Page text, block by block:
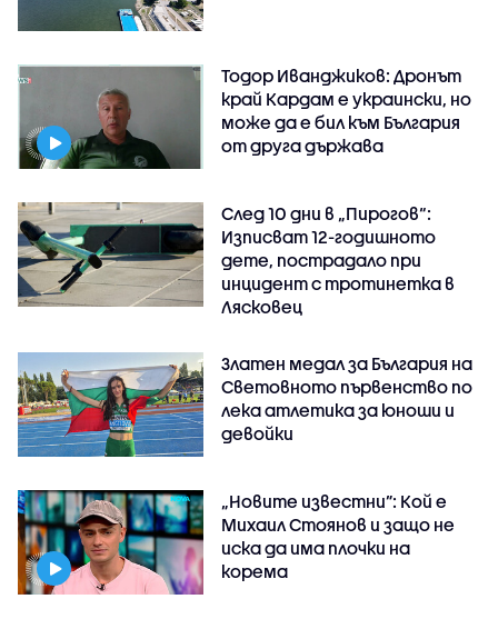
Тодор Иванджиков: Дронът
край Кардам е украински, но
може да е бил към България
от друга държава
След 10 дни в „Пирогов“:
Изписват 12-годишното
дете, пострадало при
инцидент с тротинетка в
Лясковец
Златен медал за България на
Световното първенство по
лека атлетика за юноши и
девойки
„Новите известни”: Кой е
Михаил Стоянов и защо не
иска да има плочки на
корема